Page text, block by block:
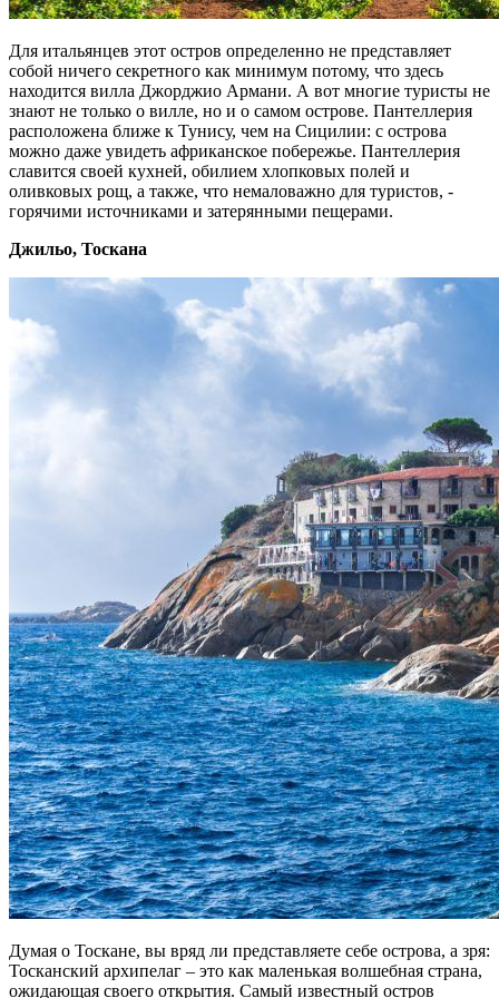
Для итальянцев этот остров определенно не представляет
собой ничего секретного как минимум потому, что здесь
находится вилла Джорджио Армани. А вот многие туристы не
знают не только о вилле, но и о самом острове. Пантеллерия
расположена ближе к Тунису, чем на Сицилии: с острова
можно даже увидеть африканское побережье. Пантеллерия
славится своей кухней, обилием хлопковых полей и
оливковых рощ, а также, что немаловажно для туристов, -
горячими источниками и затерянными пещерами.
Джильо, Тоскана
Думая о Тоскане, вы вряд ли представляете себе острова, а зря:
Тосканский архипелаг – это как маленькая волшебная страна,
ожидающая своего открытия. Самый известный остров